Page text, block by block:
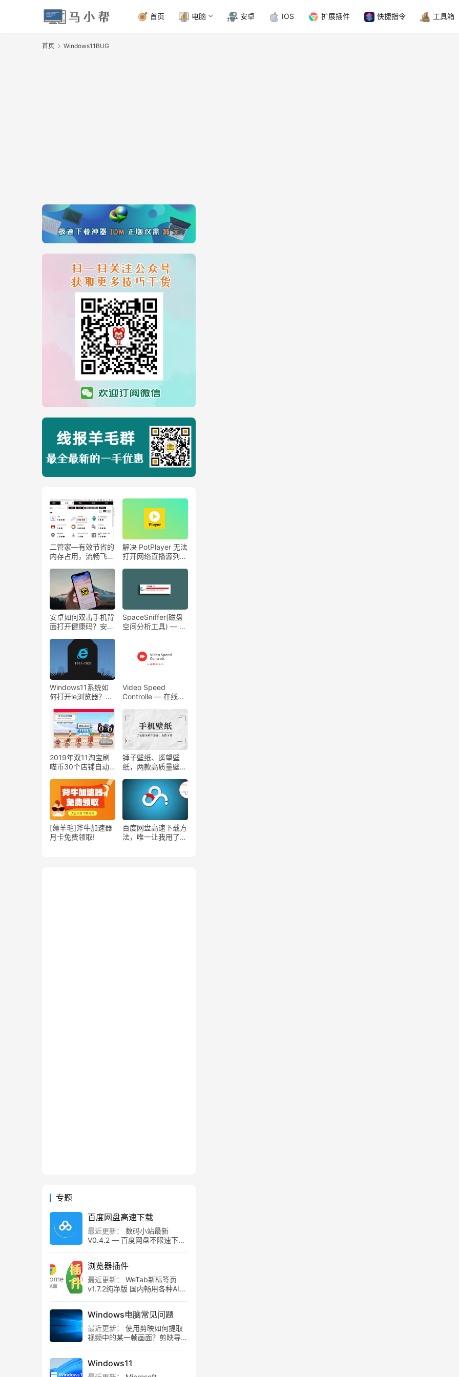
首页 电脑 安卓 IOS 扩展插件 快捷指令 工具箱
首页 Windows11BUG
二管家—有效节省的
内存占用，流畅飞
解决 PotPlayer 无法
打开网络直播源列表
安卓如何双击手机背
面打开健康码？安卓
SpaceSniffer(磁盘
空间分析工具) — 把
Windows11系统如
何打开ie浏览器？
的方法超级简单！
Video Speed
Controlle — 在线自
速度！
2019年双11淘宝刷
喵币30个店铺自动
锤子壁纸、遥望壁
纸，两款高质量壁纸
[薅羊毛]斧牛加速器
月卡免费领取!
百度网盘高速下载方
法，唯一让我用了几
专题
百度网盘高速下载
最近更新：
数码小站最新
V0.4.2 — 百度网盘不限速下载
浏览器插件
最近更新：
WeTab新标签页
v1.7.2纯净版 国内畅用各种AI组
Windows电脑常见问题
最近更新：
使用剪映如何提取
视频中的某一帧画面？剪映导出
Windows11